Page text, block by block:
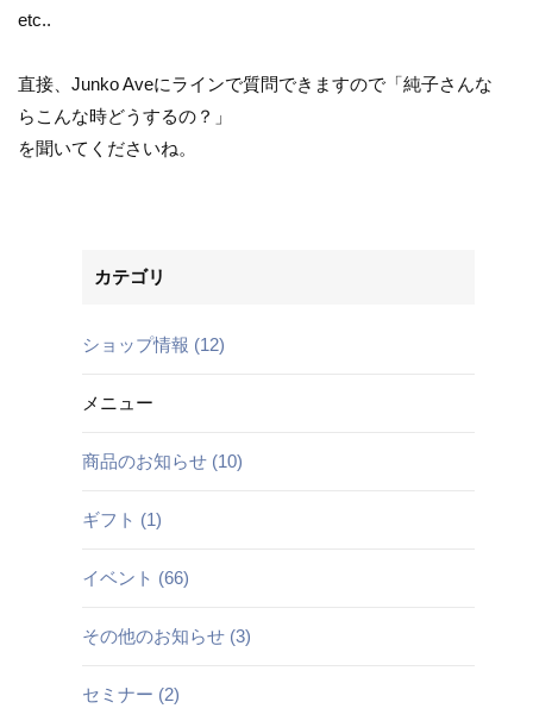
etc..
直接、Junko Aveにラインで質問できますので「純子さんな
らこんな時どうするの？」
を聞いてくださいね。
カテゴリ
ショップ情報 (12)
メニュー
商品のお知らせ (10)
ギフト (1)
イベント (66)
その他のお知らせ (3)
セミナー (2)